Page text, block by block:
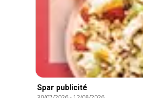
Spar publicité